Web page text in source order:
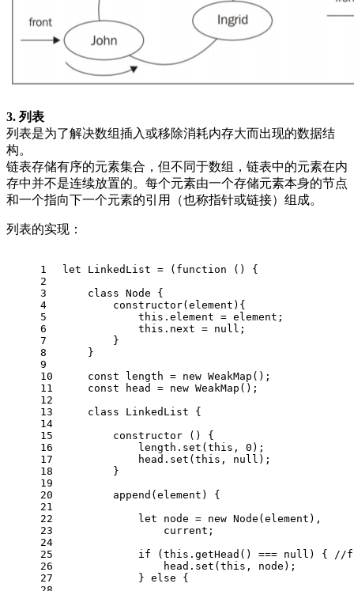
3. 列表
列表是为了解决数组插入或移除消耗内存大而出现的数据结
构。
链表存储有序的元素集合，但不同于数组，链表中的元素在内
存中并不是连续放置的。每个元素由一个存储元素本身的节点
和一个指向下一个元素的引用（也称指针或链接）组成。
列表的实现：
1
2
3
4
5
6
7
8
9
10
11
12
13
14
15
16
17
18
19
20
21
22
23
24
25
26
27
let LinkedList = ( function ( ) {
class Node {
constructor( element ){
this . element = element;
this . next = null ;
        }
    }
const length = new WeakMap ();
const head = new WeakMap ();
class
LinkedList {
constructor ( ) {
            length.
set ( this , 0 );
            head.
set ( this , null );
        }
append ( element ) {
let node = new Node (element),
                current;
if ( this . getHead () === null ) {
//
                head.
set ( this , node);
            }
else {